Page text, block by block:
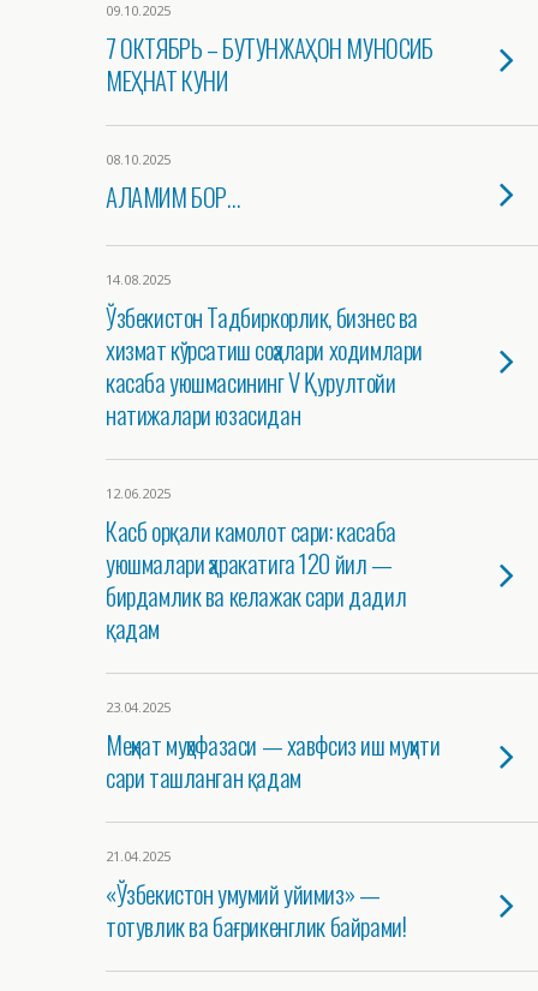
09.10.2025
7 ОКТЯБРЬ – БУТУНЖАҲОН МУНОСИБ
МЕҲНАТ КУНИ
08.10.2025
АЛАМИМ БОР…
14.08.2025
Ўзбекистон Тадбиркорлик, бизнес ва
хизмат кўрсатиш соҳалари ходимлари
касаба уюшмасининг V Қурултойи
натижалари юзасидан
12.06.2025
Касб орқали камолот сари: касаба
уюшмалари ҳаракатига 120 йил —
бирдамлик ва келажак сари дадил
қадам
23.04.2025
Меҳнат муҳофазаси — хавфсиз иш муҳити
сари ташланган қадам
21.04.2025
«Ўзбекистон умумий уйимиз» —
тотувлик ва бағрикенглик байрами!